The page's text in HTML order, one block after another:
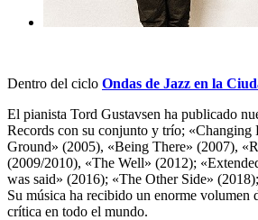
Dentro del ciclo Ondas de Jazz en la
El pianista Tord Gustavsen ha publicado
Records con su conjunto y trío; «Changing
Ground» (2005), «Being There» (2007),
(2009/2010), «The Well» (2012);
was said» (2016); «The Other Side»
Su música ha recibido un enorme volumen
crítica en todo el mundo.